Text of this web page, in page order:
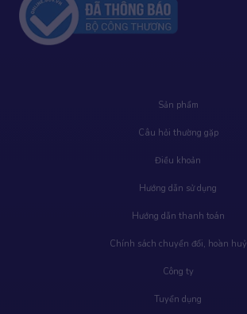
Sản phẩm
Câu hỏi thường gặp
Điều khoản
Hướng dẫn sử dụng
Hướng dẫn thanh toán
Chính sách chuyển đổi, hoàn huỷ
Công ty
Tuyển dụng